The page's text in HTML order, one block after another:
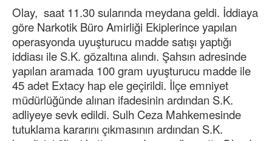
Olay, saat 11.30 sularında meydana geldi. İddiaya
göre Narkotik Büro Amirliği Ekiplerince yapılan
operasyonda uyuşturucu madde satışı yaptığı
iddiası ile S.K. gözaltına alındı. Şahsın adresinde
yapılan aramada 100 gram uyuşturucu madde ile
45 adet Extacy hap ele geçirildi. İlçe emniyet
müdürlüğünde alınan ifadesinin ardından S.K.
adliyeye sevk edildi. Sulh Ceza Mahkemesinde
tutuklama kararını çıkmasının ardından S.K.